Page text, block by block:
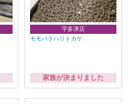
宇多津店
モモバラハリトカゲ
家族が決まりました